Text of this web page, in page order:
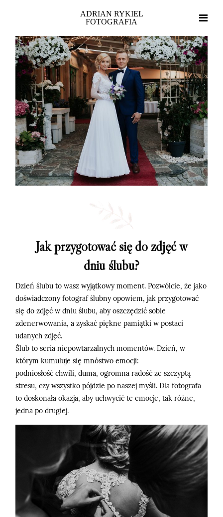
ADRIAN RYKIEL
FOTOGRAFIA
Jak przygotować się do zdjęć w
dniu ślubu?
Dzień ślubu to wasz wyjątkowy moment. Pozwólcie, że jako
doświadczony fotograf ślubny opowiem, jak przygotować
się do zdjęć w dniu ślubu, aby oszczędzić sobie
zdenerwowania, a zyskać piękne pamiątki w postaci
udanych zdjęć.
Ślub to seria niepowtarzalnych momentów. Dzień, w
którym kumuluje się mnóstwo emocji:
podniosłość chwili, duma, ogromna radość ze szczyptą
stresu, czy wszystko pójdzie po naszej myśli. Dla fotografa
to doskonała okazja, aby uchwycić te emocje, tak różne,
jedna po drugiej.
Home
Strefa klienta
Kontakt
©2026 adrian rykiel fotografia